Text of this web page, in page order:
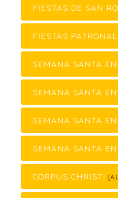
FIESTAS DE SAN
FIESTAS
SEMANA SANTA
SEMANA SANTA
SEMANA SANTA
SEMANA SANTA
CORPUS CHRISTI